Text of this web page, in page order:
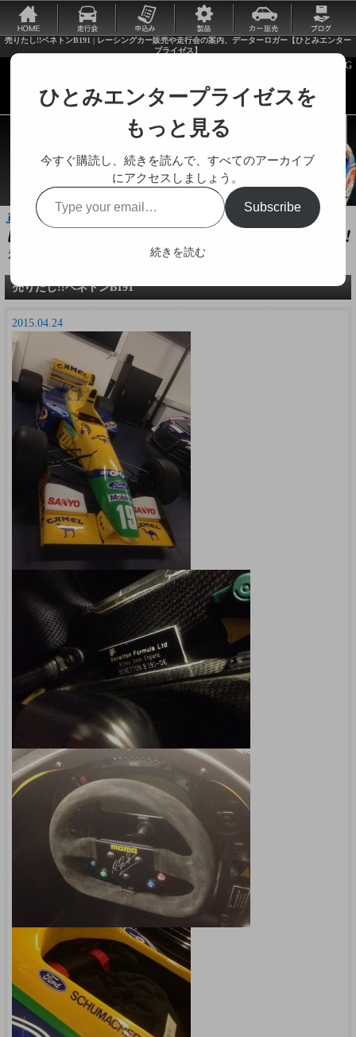
売りたし!!ベネトンB191 | レーシングカー販売や走行会の案内、データーロガー【ひとみエンター
プライゼス】
走行会やレーシングカーに関する様々な情報をお届けします。
売りたし!!ベネトンB191
2015.04.24
ひとみエンタープライゼスを
もっと見る
今すぐ購読し、続きを読んで、すべてのアーカイブ
にアクセスしましょう。
Type
your
email…
Subscribe
続きを読む